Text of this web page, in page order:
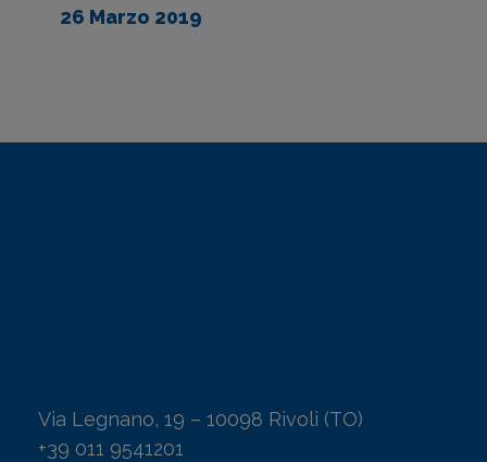
26 Marzo 2019
Via Legnano, 19 – 10098 Rivoli (TO)
+39 011 9541201